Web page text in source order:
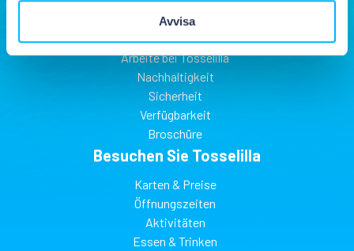
Avvisa
Über Tosselilla
Finden Sie Tosselilla
Arbeite bei Tosselilla
Nachhaltigkeit
Sicherheit
Verfügbarkeit
Broschüre
Besuchen Sie Tosselilla
Karten & Preise
Öffnungszeiten
Aktivitäten
Essen & Trinken